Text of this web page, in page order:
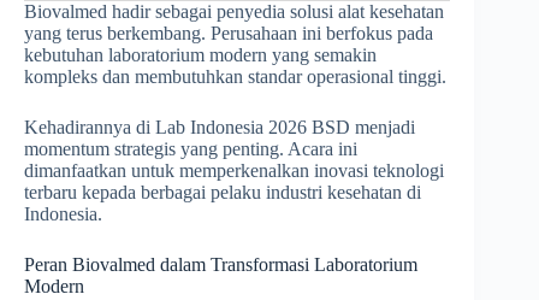
Biovalmed hadir sebagai penyedia solusi alat kesehatan
yang terus berkembang. Perusahaan ini berfokus pada
kebutuhan laboratorium modern yang semakin
kompleks dan membutuhkan standar operasional tinggi.
Kehadirannya di Lab Indonesia 2026 BSD menjadi
momentum strategis yang penting. Acara ini
dimanfaatkan untuk memperkenalkan inovasi teknologi
terbaru kepada berbagai pelaku industri kesehatan di
Indonesia.
Peran Biovalmed dalam Transformasi Laboratorium
Modern